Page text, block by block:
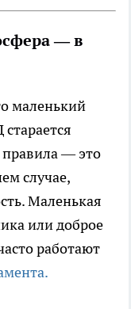
— в
маленький
правила — это
случае,
Маленькая
или доброе
работают